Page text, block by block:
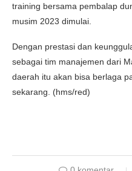
training bersama pembalap
musim 2023 dimulai.
Dengan prestasi dan
sebagai tim manajemen dari
daerah itu akan bisa berlaga
sekarang. (hms/red)